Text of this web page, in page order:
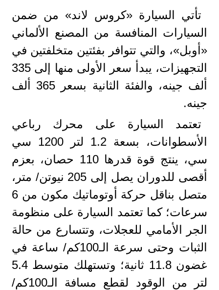
تأتي السيارة «كروس لاند» من ضمن
السيارات المنافسة من المصنع الألماني
«أوبل»، والتي تتوافر بفئتين متخلفتين في
التجهيزات، يبدأ سعر الأولى منها إلى 335
ألف جينه، والفئة الثانية بسعر 365 ألف
جينه.
تعتمد السيارة على محرك رباعي
الأسطوانات، بسعة 1.2 لتر 1200 سي
سي، ينتج قوة قدرها 110 حصان، بعزم
أقصى للدوران يصل إلى 205 نيوتن/ متر،
متصل بناقل حركة أوتوماتيك مكون من 6
سرعات؛ كما تعتمد السيارة على منظومة
الجر الأمامي للعجلات، وتتسارع من حالة
الثبات وحتى سرعة الـ100كم/ ساعة في
غضون 11.8 ثانية؛ وتستهلك متوسط 5.4
لتر من الوقود لقطع مسافة الـ100كم/